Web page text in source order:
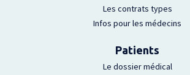
Les contrats types
Infos pour les médecins
Patients
Le dossier médical